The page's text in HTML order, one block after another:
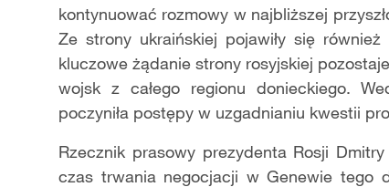
kontynuować rozmowy w najbliższej
Ze strony ukraińskiej pojawiły się
kluczowe żądanie strony rosyjskiej
wojsk z całego regionu donieckiego.
poczyniła postępy w uzgadnianiu kwestii
Rzecznik prasowy prezydenta Rosji
czas trwania negocjacji w Genewie tego